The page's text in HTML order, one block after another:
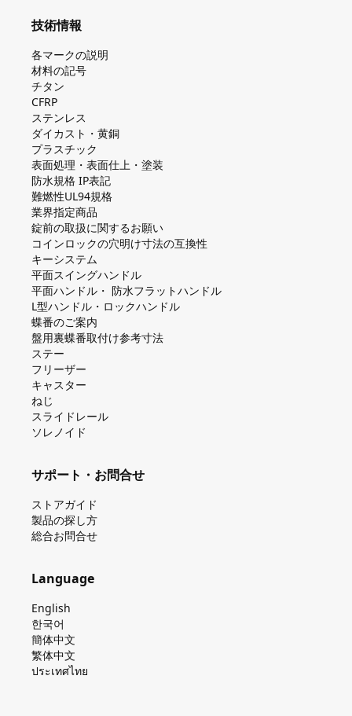
技術情報
各マークの説明
材料の記号
チタン
CFRP
ステンレス
ダイカスト・⻩銅
プラスチック
表面処理・表面仕上・塗装
防⽔規格 IP表記
難燃性UL94規格
業界指定商品
錠前の取扱に関するお願い
コインロックの⽳明け⼨法の互換性
キーシステム
平⾯スイングハンドル
平⾯ハンドル・ 防⽔フラットハンドル
L型ハンドル・ロックハンドル
蝶番のご案内
盤⽤裏蝶番取付け参考⼨法
ステー
フリーザー
キャスター
ねじ
スライドレール
ソレノイド
サポート・お問合せ
ストアガイド
製品の探し⽅
総合お問合せ
Language
English
한국어
簡体中文
繁体中文
ประเทศไทย